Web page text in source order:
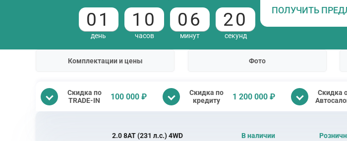
01
день
10
часов
06
минут
19
секунд
ПОЛУЧИТЬ
Комплектации и цены Фото
Скидка по
TRADE-IN
100 000 ₽
Скидка по
кредиту
1 200 000 ₽
Скидка
2.0 8AT (231 л.с.) 4WD В наличии